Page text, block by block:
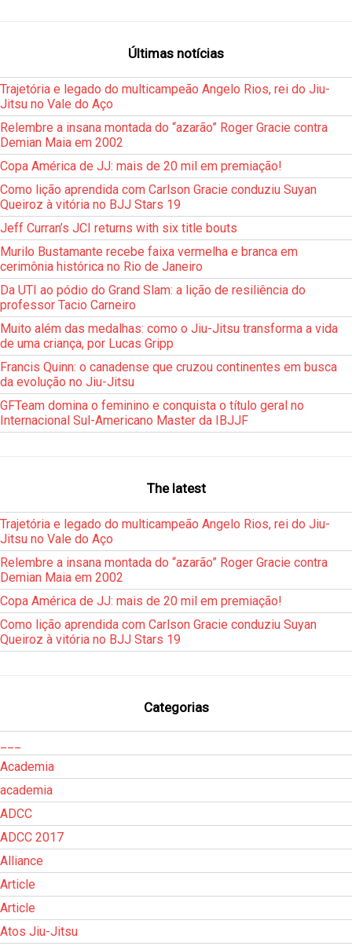
Últimas notícias
Trajetória e legado do multicampeão Angelo Rios, rei do Jiu-
Jitsu no Vale do Aço
Relembre a insana montada do “azarão” Roger Gracie contra
Demian Maia em 2002
Copa América de JJ: mais de 20 mil em premiação!
Como lição aprendida com Carlson Gracie conduziu Suyan
Queiroz à vitória no BJJ Stars 19
Jeff Curran’s JCI returns with six title bouts
Murilo Bustamante recebe faixa vermelha e branca em
cerimônia histórica no Rio de Janeiro
Da UTI ao pódio do Grand Slam: a lição de resiliência do
professor Tacio Carneiro
Muito além das medalhas: como o Jiu-Jitsu transforma a vida
de uma criança, por Lucas Gripp
Francis Quinn: o canadense que cruzou continentes em busca
da evolução no Jiu-Jitsu
GFTeam domina o feminino e conquista o título geral no
Internacional Sul-Americano Master da IBJJF
The latest
Trajetória e legado do multicampeão Angelo Rios, rei do Jiu-
Jitsu no Vale do Aço
Relembre a insana montada do “azarão” Roger Gracie contra
Demian Maia em 2002
Copa América de JJ: mais de 20 mil em premiação!
Como lição aprendida com Carlson Gracie conduziu Suyan
Queiroz à vitória no BJJ Stars 19
Categorias
Academia
academia
ADCC
ADCC 2017
Alliance
Article
Article
Atos Jiu-Jitsu